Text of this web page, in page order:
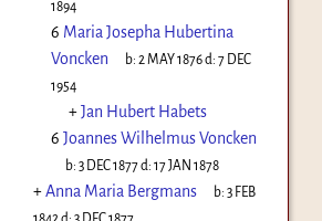
1894
6 Maria Josepha Hubertina
Voncken
b:2 MAY 1876d:7 DEC
1954
+Jan Hubert Habets
6 Joannes Wilhelmus Voncken
b:3 DEC 1877d:17 JAN 1878
+Anna Maria Bergmans b:3 FEB